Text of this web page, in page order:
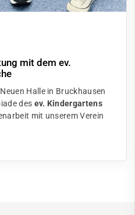
mit dem ev.
Halle in Bruckhausen
des ev. Kindergartens
mit unserem Verein